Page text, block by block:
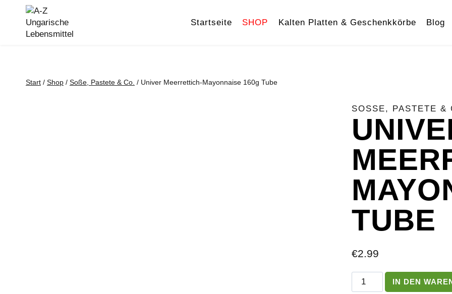
springen
Startseite SHOP Kalten Platten & Geschenkkörbe Blog
Start / Shop / Soße, Pastete & Co. / Univer Meerrettich-Mayonnaise 160g Tube
SOSSE, PASTETE &
TUBE
€2.99
Univer
Meerrettich-
IN DEN